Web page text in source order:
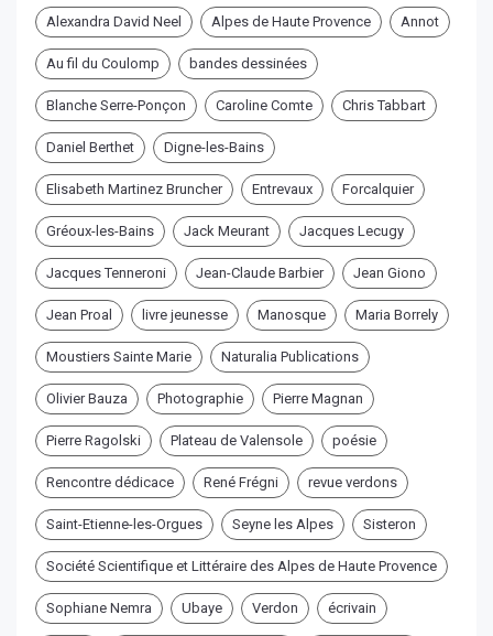
Alexandra David Neel Alpes de Haute Provence Annot
Au fil du Coulomp bandes dessinées
Blanche Serre-Ponçon Caroline Comte Chris Tabbart
Daniel Berthet Digne-les-Bains
Elisabeth Martinez Bruncher Entrevaux Forcalquier
Gréoux-les-Bains Jack Meurant Jacques Lecugy
Jacques Tenneroni Jean-Claude Barbier Jean Giono
Jean Proal livre jeunesse Manosque Maria Borrely
Moustiers Sainte Marie Naturalia Publications
Olivier Bauza Photographie Pierre Magnan
Pierre Ragolski Plateau de Valensole poésie
Rencontre dédicace René Frégni revue verdons
Saint-Etienne-les-Orgues Seyne les Alpes Sisteron
Société Scientifique et Littéraire des Alpes de Haute Provence
Sophiane Nemra Ubaye Verdon écrivain